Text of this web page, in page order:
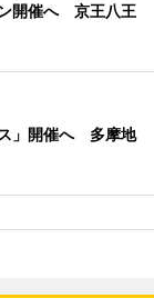
開催へ 京王八王
」開催へ 多摩地